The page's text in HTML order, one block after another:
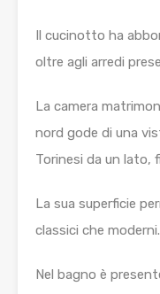
Il cucinotto ha
oltre agli arredi
La camera
nord gode di una
Torinesi da un lato,
La sua superficie
classici che moderni.
Nel bagno è